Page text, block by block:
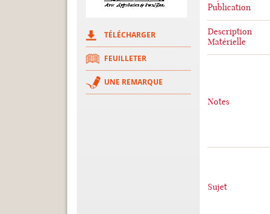
TÉLÉCHARGER
FEUILLETER
UNE REMARQUE
Publication
Description
Matérielle
Notes
Sujet